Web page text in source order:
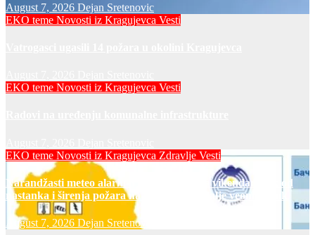
August 7, 2026 Dejan Sretenovic
EKO teme Novosti iz Kragujevca Vesti
EKO teme Novosti iz Kragujevca Vesti
EKO teme Novosti iz Kragujevca Zdravlje Vesti
Narandžasti meteo alarm u petak i za dane vikenda: rizik od
nastanka i širenja požara na otvorenom i dalje veoma visok
August 7, 2026 Dejan Sretenovic